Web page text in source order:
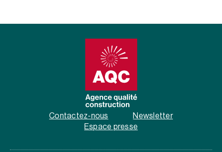
Contactez-nous
Newsletter
Espace presse